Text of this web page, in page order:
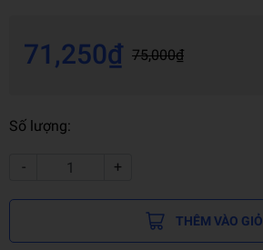
71,250₫ 75,000₫
Số lượng:
- +
THÊM VÀO GIỎ